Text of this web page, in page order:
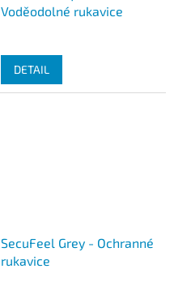
Voděodolné rukavice
DETAIL
SecuFeel Grey - Ochranné
rukavice